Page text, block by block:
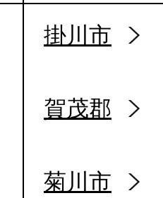
掛川市
賀茂郡
菊川市